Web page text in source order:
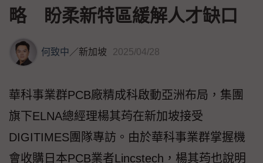
略 盼柔新特區緩解人才缺口
何致中／新加坡 2025/04/28
華科事業群PCB廠精成科啟動亞洲布局，集團
旗下ELNA總經理楊其荺在新加坡接受
DIGITIMES團隊專訪。由於華科事業群掌握機
會收購日本PCB業者Lincstech，楊其荺也說明